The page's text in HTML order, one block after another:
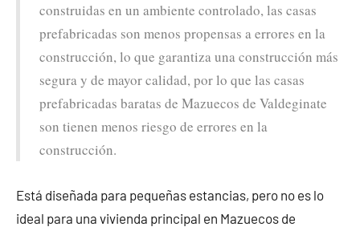
construidas en un ambiente controlado, las casas
prefabricadas son menos propensas a errores en la
construcción, lo que garantiza una construcción más
segura y de mayor calidad, por lo que las casas
prefabricadas baratas de Mazuecos de Valdeginate
son tienen menos riesgo de errores en la
construcción.
Está diseñada para pequeñas estancias, pero no es lo
ideal para una vivienda principal en Mazuecos de